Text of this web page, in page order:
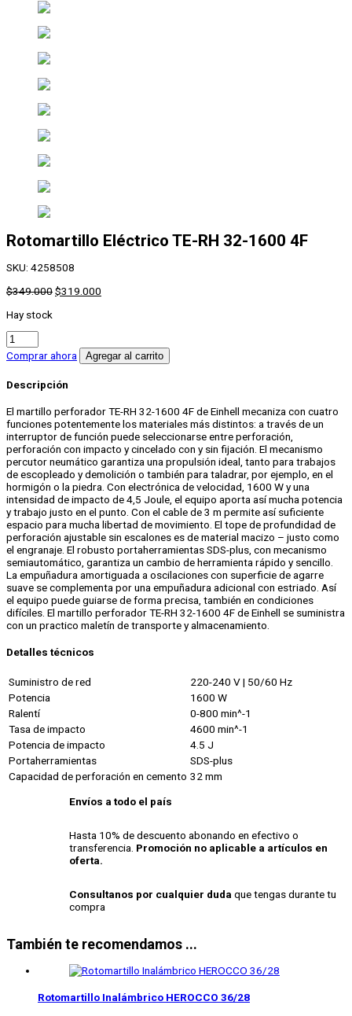
Rotomartillo Eléctrico TE-RH 32-1600 4F
SKU: 4258508
$349.000$319.000
Hay stock
Rotomartillo
Eléctrico
TE-
32-
4F
cantidad
Comprar ahora Agregar al carrito
Descripción
El martillo perforador TE-RH 32-1600 4F de Einhell mecaniza con cuatro
funciones potentemente los materiales más distintos: a través de un
interruptor de función puede seleccionarse entre perforación,
perforación con impacto y cincelado con y sin fijación. El mecanismo
percutor neumático garantiza una propulsión ideal, tanto para trabajos
de escopleado y demolición o también para taladrar, por ejemplo, en el
hormigón o la piedra. Con electrónica de velocidad, 1600 W y una
intensidad de impacto de 4,5 Joule, el equipo aporta así mucha potencia
y trabajo justo en el punto. Con el cable de 3 m permite así suficiente
espacio para mucha libertad de movimiento. El tope de profundidad de
perforación ajustable sin escalones es de material macizo – justo como
el engranaje. El robusto portaherramientas SDS-plus, con mecanismo
semiautomático, garantiza un cambio de herramienta rápido y sencillo.
La empuñadura amortiguada a oscilaciones con superficie de agarre
suave se complementa por una empuñadura adicional con estriado. Así
el equipo puede guiarse de forma precisa, también en condiciones
difíciles. El martillo perforador TE-RH 32-1600 4F de Einhell se suministra
con un practico maletín de transporte y almacenamiento.
Detalles técnicos
Suministro de red
220-240 V | 50/60 Hz
Potencia
1600 W
Ralentí
0-800 min^-1
Tasa de impacto
4600 min^-1
Potencia de impacto
4.5 J
Portaherramientas
SDS-plus
Capacidad de perforación en cemento 32 mm
Envíos a todo el país
Hasta 10% de descuento abonando en efectivo o
transferencia. Promoción no aplicable a artículos en
oferta.
Consultanos por cualquier duda que tengas durante tu
compra
También te recomendamos ...
Rotomartillo Inalámbrico HEROCCO 36/28